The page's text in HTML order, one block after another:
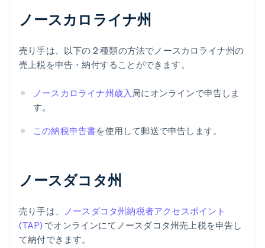
ノースカロライナ州
売り手は、以下の 2 種類の方法でノースカロライナ州の
売上税を申告・納付することができます。
ノースカロライナ州歳入 局にオンラインで申告しま
す。
この納税申告書を使用して郵送で申告します。
ノースダコタ州
売り手は、
ノースダコタ州納税者アクセスポイント
(TAP) でオンラインにてノースダコタ州売上税を申告し
て納付できます。